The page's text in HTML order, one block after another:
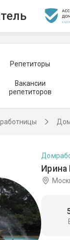
Репетиторы
Вакансии
репетиторов
Ирина